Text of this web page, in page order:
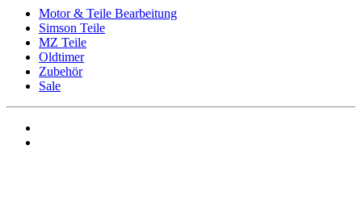
Motor & Teile Bearbeitung
Simson Teile
MZ Teile
Oldtimer
Zubehör
Sale